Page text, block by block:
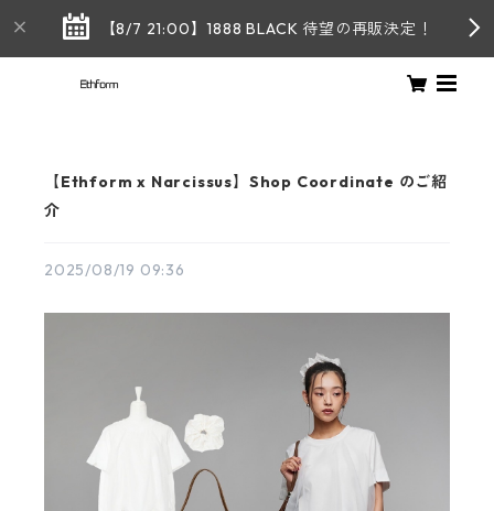
【8/7 21:00】1888 BLACK 待望の再販決定！
【Ethform x Narcissus】Shop Coordinate のご紹
介
2025/08/19 09:36